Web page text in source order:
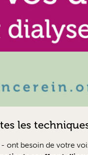
les
ont besoin de votre